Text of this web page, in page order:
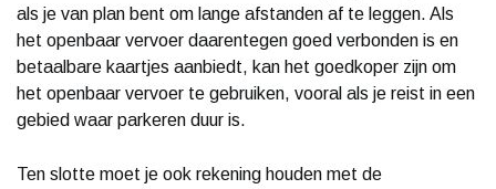
als je van plan bent om lange afstanden af te leggen. Als
het openbaar vervoer daarentegen goed verbonden is en
betaalbare kaartjes aanbiedt, kan het goedkoper zijn om
het openbaar vervoer te gebruiken, vooral als je reist in een
gebied waar parkeren duur is.
Ten slotte moet je ook rekening houden met de